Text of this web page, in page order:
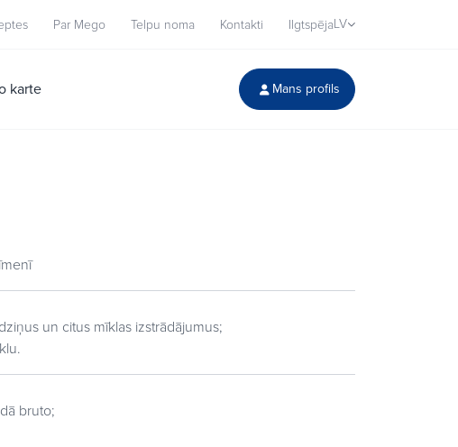
Par Mego Telpu noma Kontakti IlgtspējaLV
karte Mans profils
un citus mīklas izstrādājumus;
bruto;